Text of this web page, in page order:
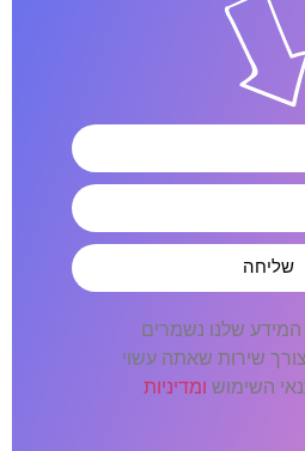
שליחה
שלנו נשמרים
שירות שאתה עשוי
השימוש ומדיניות